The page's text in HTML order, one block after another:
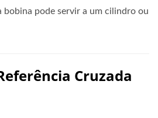
bobina pode servir a um cilindro ou
Cruzada